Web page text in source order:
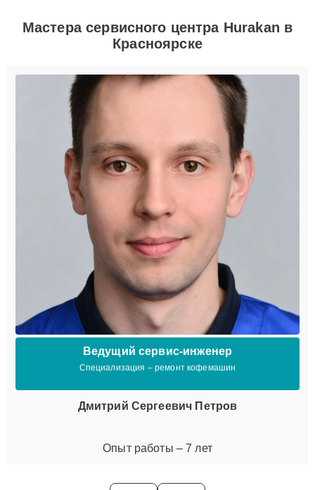
Мастера сервисного центра Hurakan в
Красноярске
Ведущий сервис-инженер
Специализация – ремонт кофемашин
Дмитрий Сергеевич Петров
Опыт работы – 7 лет